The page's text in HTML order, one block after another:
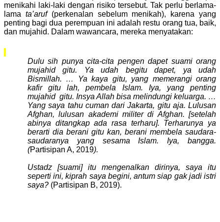
menikahi laki-laki dengan risiko tersebut. Tak perlu berlama-
lama ta’aruf(perkenalan sebelum menikah), karena yang
penting bagi dua perempuan ini adalah restu orang tua, baik,
dan mujahid. Dalam wawancara, mereka menyatakan:
Dulu sih punya cita-cita pengen dapet suami orang
mujahid gitu. Ya udah begitu dapet, ya udah
Bismillah. … Ya kaya gitu, yang memerangi orang
kafir gitu lah, pembela Islam. Iya, yang penting
mujahid gitu. Insya Allah bisa melindungi keluarga. …
Yang saya tahu cuman dari Jakarta, gitu aja. Lulusan
Afghan, lulusan akademi militer di Afghan. [setelah
abinya ditangkap ada rasa terharu]. Terharunya ya
berarti dia berani gitu kan, berani membela saudara-
saudaranya yang sesama Islam. Iya, bangga.
(Partisipan A, 2019).
Ustadz [suami] itu mengenalkan dirinya, saya itu
seperti ini, kiprah saya begini, antum siap gak jadi istri
saya? (Partisipan B, 2019).